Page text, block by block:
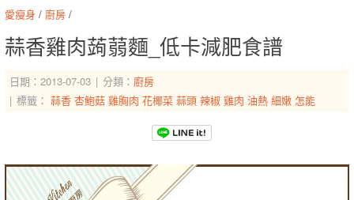
愛瘦身 / 廚房 /
蒜香雞肉蒟蒻麵_低卡減肥食譜
日期：2013-07-03 分類： 廚房
標籤： 蒜香 杏鮑菇 雞胸肉 花椰菜 蒜頭 辣椒 雞肉 油熱 細嫩 怎能